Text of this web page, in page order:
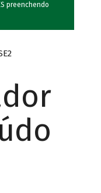
preenchendo